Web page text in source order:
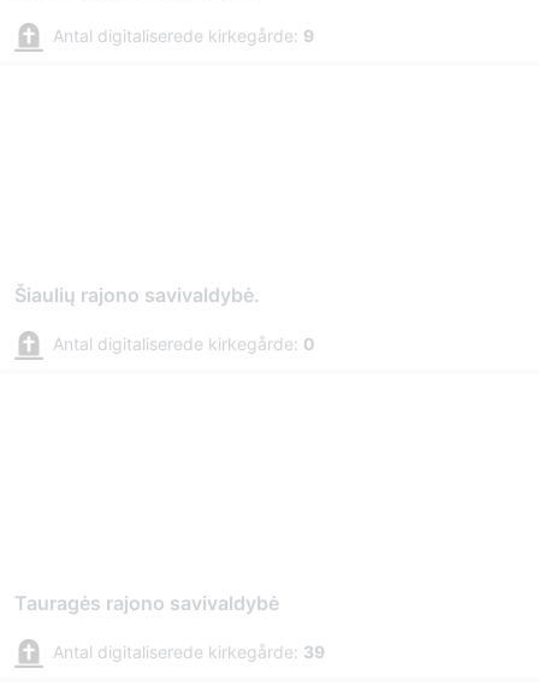
Antal digitaliserede kirkegårde: 9
Šiaulių rajono savivaldybė.
Antal digitaliserede kirkegårde: 0
Tauragės rajono savivaldybė
Antal digitaliserede kirkegårde: 39